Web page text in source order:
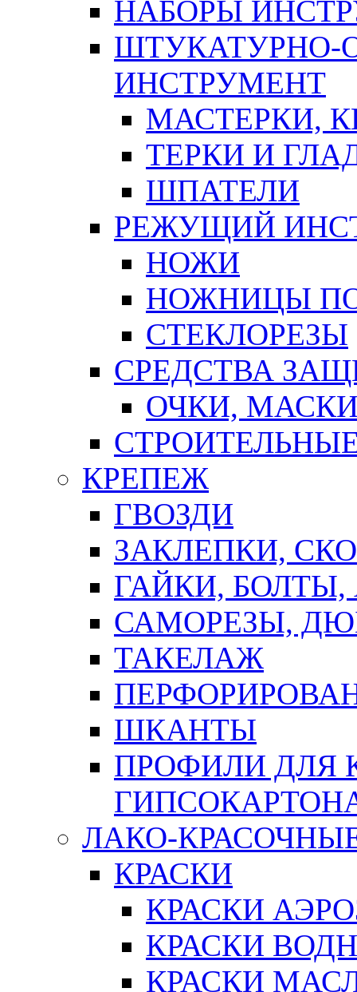
НАБОРЫ
ШТУКАТУРНО-
ИНСТРУМЕНТ
МАСТЕРКИ,
ТЕРКИ И
ШПАТЕЛИ
РЕЖУЩИЙ
НОЖИ
НОЖНИЦЫ
СТЕКЛОРЕЗЫ
СРЕДСТВА
ОЧКИ,
КРЕПЕЖ
ГВОЗДИ
ЗАКЛЕПКИ,
ГАЙКИ,
САМОРЕЗЫ,
ТАКЕЛАЖ
ШКАНТЫ
ПРОФИЛИ ДЛЯ
ЛАКО-
КРАСКИ
КРАСКИ
КРАСКИ
КРАСКИ